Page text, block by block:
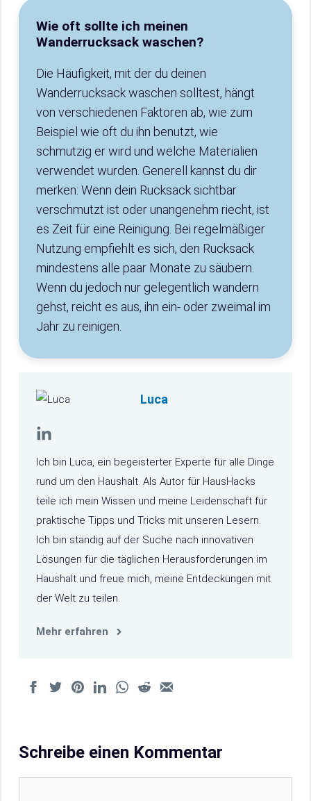
Wie oft sollte ich meinen
Wanderrucksack waschen?
Die Häufigkeit, mit der du deinen
Wanderrucksack waschen solltest, hängt
von verschiedenen Faktoren ab, wie zum
Beispiel wie oft du ihn benutzt, wie
schmutzig er wird und welche Materialien
verwendet wurden. Generell kannst du dir
merken: Wenn dein Rucksack sichtbar
verschmutzt ist oder unangenehm riecht, ist
es Zeit für eine Reinigung. Bei regelmäßiger
Nutzung empfiehlt es sich, den Rucksack
mindestens alle paar Monate zu säubern.
Wenn du jedoch nur gelegentlich wandern
gehst, reicht es aus, ihn ein- oder zweimal im
Jahr zu reinigen.
Luca
Ich bin Luca, ein begeisterter Experte für alle Dinge
rund um den Haushalt. Als Autor für HausHacks
teile ich mein Wissen und meine Leidenschaft für
praktische Tipps und Tricks mit unseren Lesern.
Ich bin ständig auf der Suche nach innovativen
Lösungen für die täglichen Herausforderungen im
Haushalt und freue mich, meine Entdeckungen mit
der Welt zu teilen.
Mehr erfahren
Schreibe einen Kommentar